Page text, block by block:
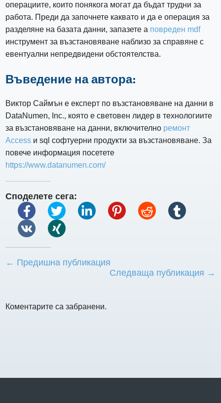
операциите, които понякога могат да бъдат трудни за
работа. Преди да започнете каквато и да е операция за
разделяне на базата данни, запазете a повреден mdf
инструмент за възстановяване наблизо за справяне с
евентуални непредвидени обстоятелства.
Въведение на автора:
Виктор Саймън е експерт по възстановяване на данни в
DataNumen, Inc., която е световен лидер в технологиите
за възстановяване на данни, включително ремонт
Access и sql софтуерни продукти за възстановяване. За
повече информация посетете
https://www.datanumen.com/
Споделете сега:
← Предишна публикация
Следваща публикация →
Коментарите са забранени.